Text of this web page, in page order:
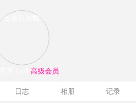
点击重新加载
高级会员
日志 相册 记录